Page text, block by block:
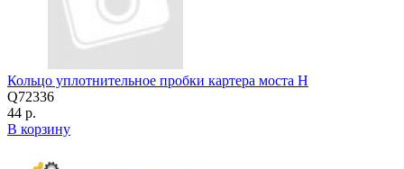
Кольцо уплотнительное пробки картера моста H
Q72336
44 р.
В корзину